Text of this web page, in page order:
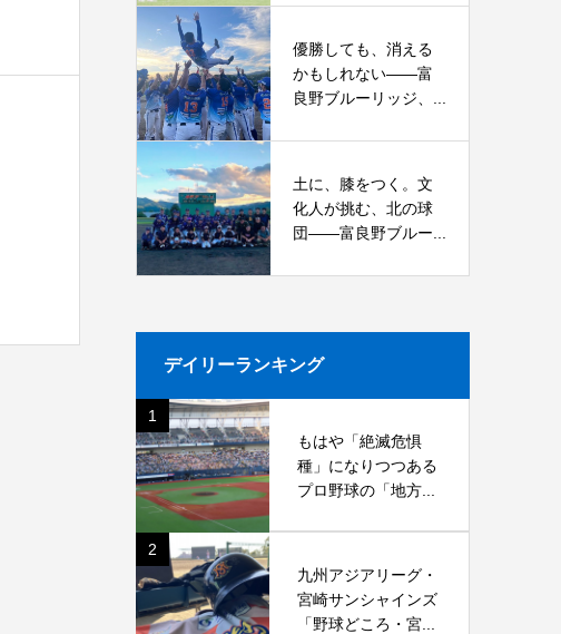
優勝しても、消える
かもしれない――富
良野ブルーリッジ、...
土に、膝をつく。文
化人が挑む、北の球
団――富良野ブルー...
デイリーランキング
1
もはや「絶滅危惧
種」になりつつある
プロ野球の「地方...
2
九州アジアリーグ・
宮崎サンシャインズ
「野球どころ・宮...